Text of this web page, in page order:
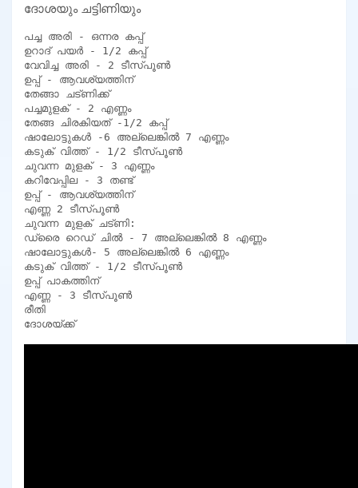
ദോശയും ചട്ടിണിയും
പച്ച അരി - ഒന്നര കപ്പ്
ഉറാദ് പയർ - 1/2 കപ്പ്
വേവിച്ച അരി - 2 ടീസ്പൂൺ
ഉപ്പ് - ആവശ്യത്തിന്
തേങ്ങാ ചട്ണിക്ക്
പച്ചമുളക് - 2 എണ്ണം
തേങ്ങ ചിരകിയത് -1/2 കപ്പ്
ഷാലോട്ടുകൾ -6 അല്ലെങ്കിൽ 7 എണ്ണം
കടുക് വിത്ത് - 1/2 ടീസ്പൂൺ
ചുവന്ന മുളക് - 3 എണ്ണം
കറിവേപ്പില - 3 തണ്ട്
ഉപ്പ് - ആവശ്യത്തിന്
എണ്ണ 2 ടീസ്പൂൺ
ചുവന്ന മുളക് ചട്ണി:
ഡ്രൈ റെഡ് ചിൽ - 7 അല്ലെങ്കിൽ 8 എണ്ണം
ഷാലോട്ടുകൾ- 5 അല്ലെങ്കിൽ 6 എണ്ണം
കടുക് വിത്ത് - 1/2 ടീസ്പൂൺ
ഉപ്പ് പാകത്തിന്
എണ്ണ - 3 ടീസ്പൂൺ
രീതി
ദോശയ്ക്ക്